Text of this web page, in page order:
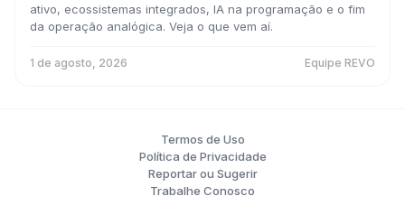
ativo, ecossistemas integrados, IA na programação e o fim
da operação analógica. Veja o que vem aí.
1 de agosto, 2026 Equipe REVO
Termos de Uso
Política de Privacidade
Reportar ou Sugerir
Trabalhe Conosco